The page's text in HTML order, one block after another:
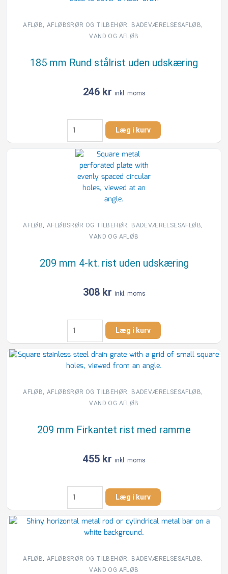
ramme
AFLØB, AFLØBSRØR OG TILBEHØR, BADEVÆRELSESAFLØB,
VAND OG AFLØB
185 mm Rund stålrist uden udskæring
246 kr inkl. moms
185
mm
Rund
stålrist
uden
udskæring
Læg i kurv
AFLØB, AFLØBSRØR OG TILBEHØR, BADEVÆRELSESAFLØB,
VAND OG AFLØB
209 mm 4-kt. rist uden udskæring
308 kr inkl. moms
209
mm
4-
kt.
rist
udskæring
Læg i kurv
AFLØB, AFLØBSRØR OG TILBEHØR, BADEVÆRELSESAFLØB,
VAND OG AFLØB
209 mm Firkantet rist med ramme
455 kr inkl. moms
209
mm
Firkantet
rist
antal
Læg i kurv
AFLØB, AFLØBSRØR OG TILBEHØR, BADEVÆRELSESAFLØB,
VAND OG AFLØB